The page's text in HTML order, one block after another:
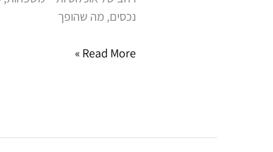
נכסים, מה שהופך
Read More »